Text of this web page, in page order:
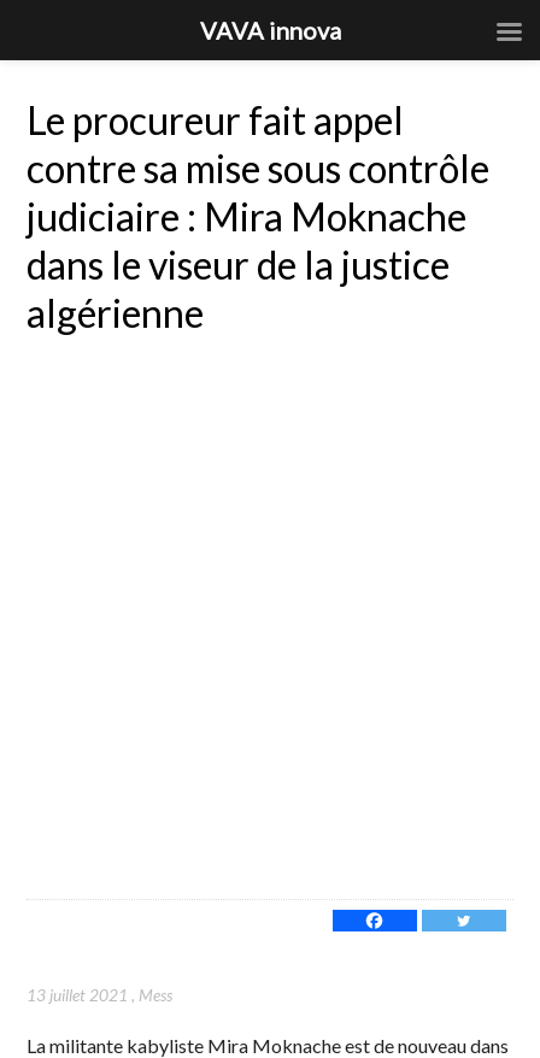
Le procureur fait appel
contre sa mise sous contrôle
judiciaire : Mira Moknache
dans le viseur de la justice
algérienne
13 juillet 2021 , Mess
La militante kabyliste Mira Moknache est de nouveau dans
VAVA innova